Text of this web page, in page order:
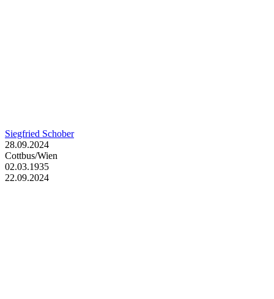
Siegfried Schober
28.09.2024
Cottbus/Wien
02.03.1935
22.09.2024